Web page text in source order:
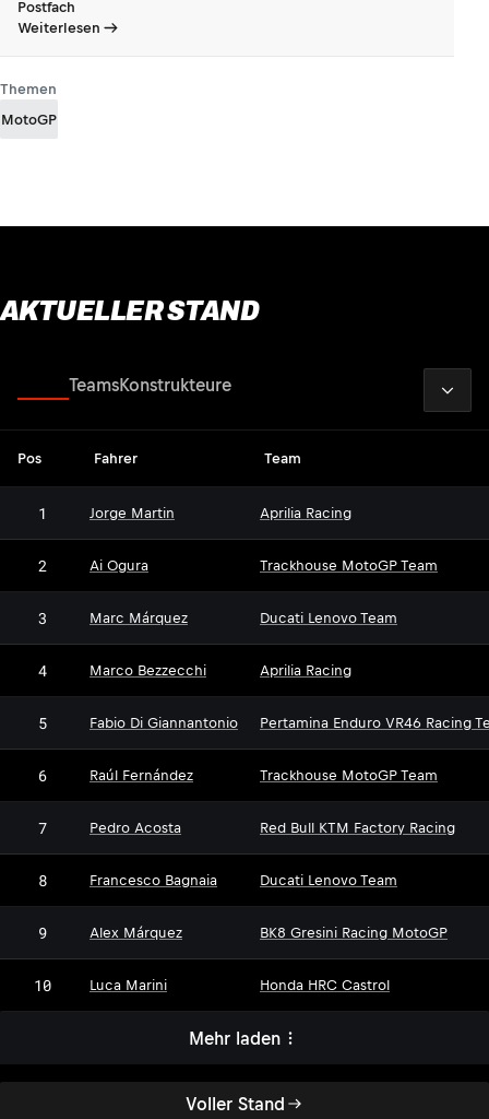
Postfach
Weiterlesen
Themen
MotoGP
AKTUELLER STAND
Voller Stand
TeamsKonstrukteure
Pos Fahrer Team
1 Jorge Martin Aprilia Racing
2 Ai Ogura Trackhouse MotoGP Team
3 Marc Márquez Ducati Lenovo Team
4 Marco Bezzecchi Aprilia Racing
5 Fabio Di Giannantonio Pertamina Enduro VR46 Racing
6 Raúl Fernández Trackhouse MotoGP Team
7 Pedro Acosta Red Bull KTM Factory Racing
8 Francesco Bagnaia Ducati Lenovo Team
9 Alex Márquez BK8 Gresini Racing MotoGP
10 Luca Marini Honda HRC Castrol
Mehr laden